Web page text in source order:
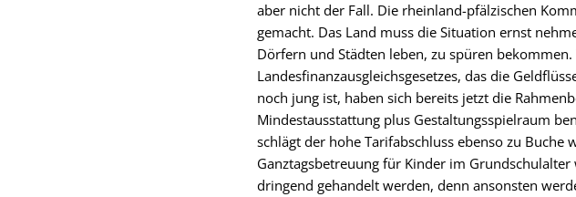
aber nicht der Fall. Die rheinland-pfälzischen
gemacht. Das Land muss die Situation ernst
Dörfern und Städten leben, zu spüren
Landesfinanzausgleichsgesetzes, das die
noch jung ist, haben sich bereits jetzt die
Mindestausstattung plus Gestaltungsspielraum
schlägt der hohe Tarifabschluss ebenso zu Buche
Ganztagsbetreuung für Kinder im
dringend gehandelt werden, denn ansonsten